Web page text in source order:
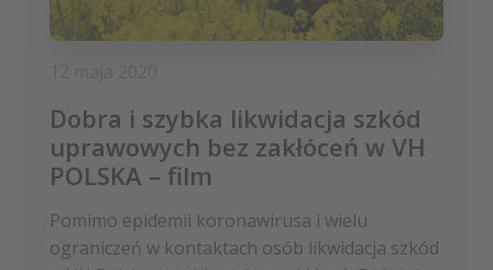
Dobra i szybka likwidacja szkód
uprawowych bez zakłóceń w VH
POLSKA – film
Pomimo epidemii koronawirusa i wielu
ograniczeń w kontaktach osób likwidacja szkód